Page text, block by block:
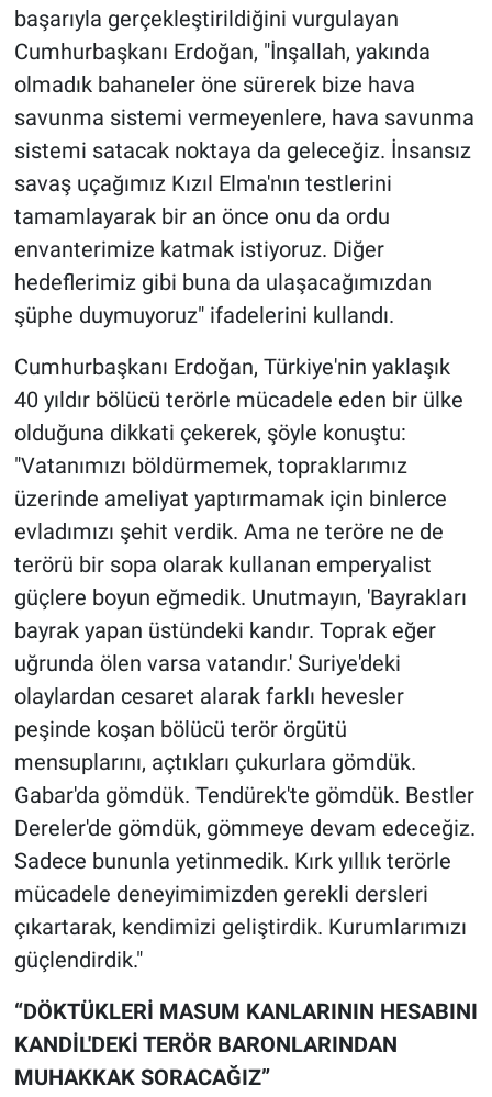
başarıyla gerçekleştirildiğini vurgulayan
Cumhurbaşkanı Erdoğan, "İnşallah, yakında
olmadık bahaneler öne sürerek bize hava
savunma sistemi vermeyenlere, hava savunma
sistemi satacak noktaya da geleceğiz. İnsansız
savaş uçağımız Kızıl Elma'nın testlerini
tamamlayarak bir an önce onu da ordu
envanterimize katmak istiyoruz. Diğer
hedeflerimiz gibi buna da ulaşacağımızdan
şüphe duymuyoruz" ifadelerini kullandı.
Cumhurbaşkanı Erdoğan, Türkiye'nin yaklaşık
40 yıldır bölücü terörle mücadele eden bir ülke
olduğuna dikkati çekerek, şöyle konuştu:
"Vatanımızı böldürmemek, topraklarımız
üzerinde ameliyat yaptırmamak için binlerce
evladımızı şehit verdik. Ama ne teröre ne de
terörü bir sopa olarak kullanan emperyalist
güçlere boyun eğmedik. Unutmayın, 'Bayrakları
bayrak yapan üstündeki kandır. Toprak eğer
uğrunda ölen varsa vatandır.' Suriye'deki
olaylardan cesaret alarak farklı hevesler
peşinde koşan bölücü terör örgütü
mensuplarını, açtıkları çukurlara gömdük.
Gabar'da gömdük. Tendürek'te gömdük. Bestler
Dereler'de gömdük, gömmeye devam edeceğiz.
Sadece bununla yetinmedik. Kırk yıllık terörle
mücadele deneyimimizden gerekli dersleri
çıkartarak, kendimizi geliştirdik. Kurumlarımızı
güçlendirdik."
“DÖKTÜKLERİ MASUM KANLARININ HESABINI
KANDİL'DEKİ TERÖR BARONLARINDAN
MUHAKKAK SORACAĞIZ”